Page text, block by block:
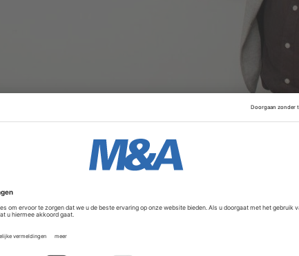
een kwart van de opbrengst investeren in onder
ontwikkeling van nieuwe AI-platforms, uitbreiding
India herbergt enkele van de grootste
miljard dollar, waaronder het bezorgplatform Swiggy